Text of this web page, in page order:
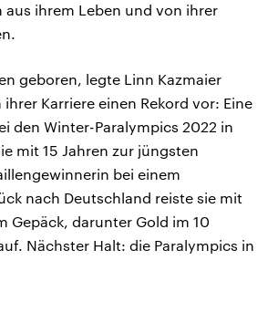
aus ihrem Leben und von ihrer
geboren, legte Linn Kazmaier
Karriere einen Rekord vor: Eine
den Winter-Paralympics 2022 in
mit 15 Jahren zur jüngsten
bei einem
nach Deutschland reiste sie mit
Gepäck, darunter Gold im 10
Nächster Halt: die Paralympics in